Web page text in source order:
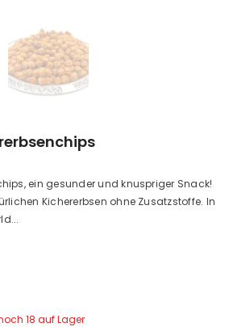
ein gesunder und knuspriger Snack!
Kichererbsen ohne Zusatzstoffe. In
18 auf Lager